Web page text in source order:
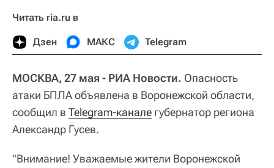
Читать ria.ru в
Дзен МАКС Telegram
МОСКВА, 27 мая - РИА Новости. Опасность
атаки БПЛА объявлена в Воронежской области,
сообщил в Telegram-канале губернатор региона
Александр Гусев.
"Внимание! Уважаемые жители Воронежской